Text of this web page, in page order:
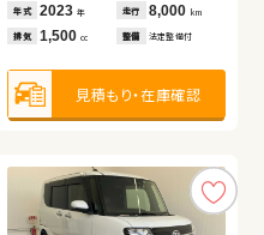
年式 2023年 走行 8,000 km
排気 1,500cc 整備 法定整備付
見積もり・在庫確認
年式 2022年 走行 53,800km
排気 660cc 整備 法定整備付
見積もり・在庫確認
年式 2016年 走行 130,100
排気 2,000cc 整備 法定整備付
見積もり・在庫確認